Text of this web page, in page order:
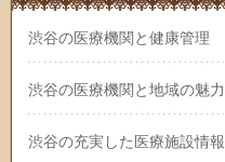
渋谷の医療機関と健康管理
渋谷の医療機関と地域の魅力
渋谷の充実した医療施設情報